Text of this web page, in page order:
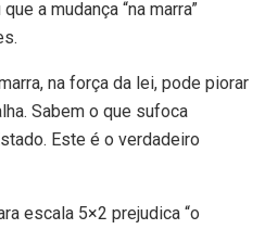
a mudança “na marra”
na força da lei, pode piorar
Sabem o que sufoca
Este é o verdadeiro
escala 5×2 prejudica “o